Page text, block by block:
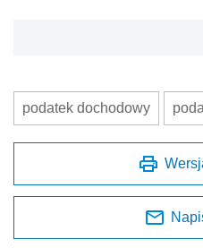
podatek dochodowy